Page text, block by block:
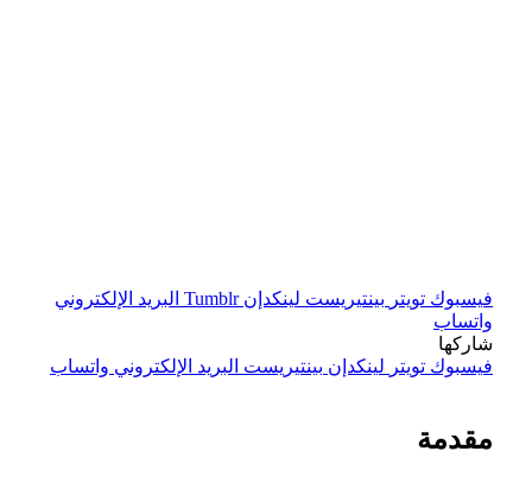
فيسبوك تويتر بينتيريست لينكدإن Tumblr البريد الإلكتروني
واتساب
شاركها
فيسبوك تويتر لينكدإن بينتيريست البريد الإلكتروني واتساب
مقدمة